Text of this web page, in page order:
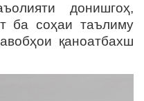
донишгоҳ,
ба соҳаи таълиму
қаноатбахш